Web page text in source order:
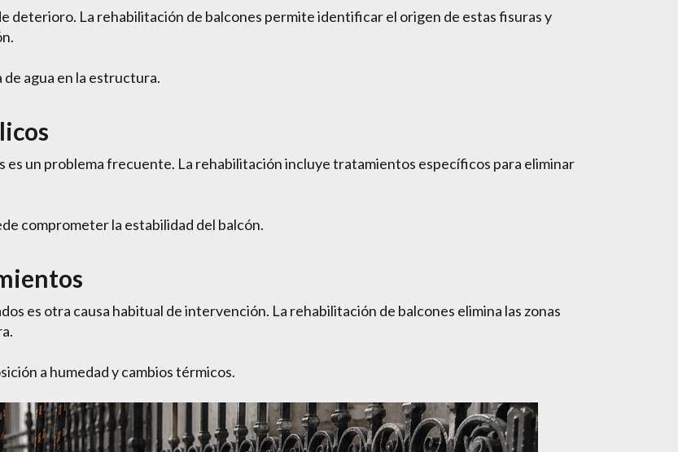
deterioro. La rehabilitación de balcones permite identificar el origen de estas fisuras y
agua en la estructura.
es un problema frecuente. La rehabilitación incluye tratamientos específicos para eliminar
comprometer la estabilidad del balcón.
es otra causa habitual de intervención. La rehabilitación de balcones elimina las zonas
a humedad y cambios térmicos.